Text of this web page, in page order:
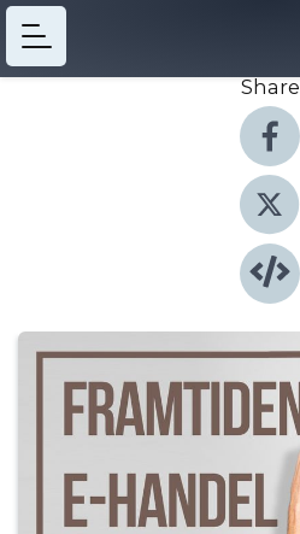
Share